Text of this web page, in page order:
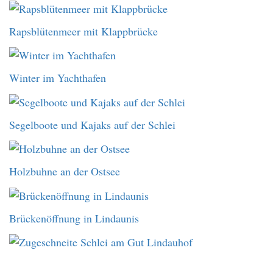
Rapsblütenmeer mit Klappbrücke
Winter im Yachthafen
Segelboote und Kajaks auf der Schlei
Holzbuhne an der Ostsee
Brückenöffnung in Lindaunis